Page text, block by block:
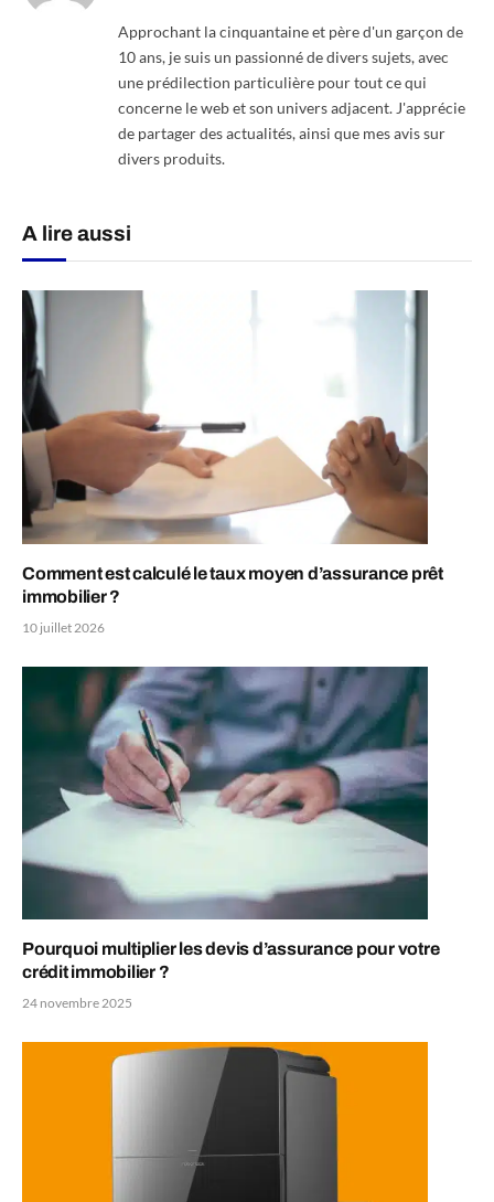
Approchant la cinquantaine et père d'un garçon de
10 ans, je suis un passionné de divers sujets, avec
une prédilection particulière pour tout ce qui
concerne le web et son univers adjacent. J'apprécie
de partager des actualités, ainsi que mes avis sur
divers produits.
A lire aussi
Comment est calculé le taux moyen d’assurance prêt
immobilier ?
10 juillet 2026
Pourquoi multiplier les devis d’assurance pour votre
crédit immobilier ?
24 novembre 2025